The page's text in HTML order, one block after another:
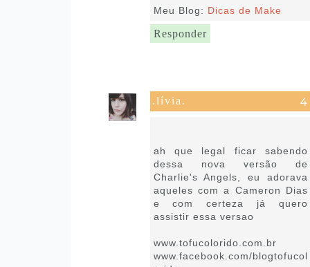
Meu Blog: Dicas de Make
Responder
.lívia.
ah que legal ficar sabendo
dessa nova versão de
Charlie's Angels, eu adorava
aqueles com a Cameron Dias
e com certeza já quero
assistir essa versao
www.tofucolorido.com.br
www.facebook.com/blogtofucol